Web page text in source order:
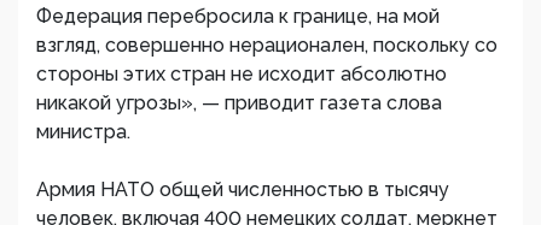
Федерация перебросила к границе, на мой
взгляд, совершенно нерационален, поскольку со
стороны этих стран не исходит абсолютно
никакой угрозы», — приводит газета слова
министра.
Армия НАТО общей численностью в тысячу
человек, включая 400 немецких солдат, меркнет